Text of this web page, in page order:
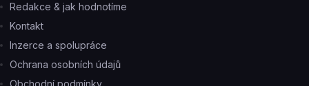
Redakce & jak hodnotíme
Kontakt
Inzerce a spolupráce
Ochrana osobních údajů
Obchodní podmínky